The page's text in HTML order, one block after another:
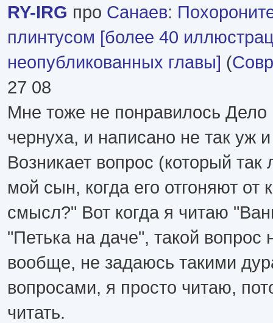
RY-IRG про Санаев:
плинтусом [более 40
неопубликованных главы] (
27 08
Мне тоже не понравилось Дело
чернуха, и написано не так уж
Возникает вопрос (который так
мой сын, когда его отгоняют от
смысл?" Вот когда я читаю
"Петька на даче", такой вопрос
вообще, не задаюсь такими
вопросами, я просто читаю,
читать.